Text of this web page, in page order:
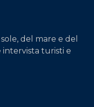
del mare e del
turisti e